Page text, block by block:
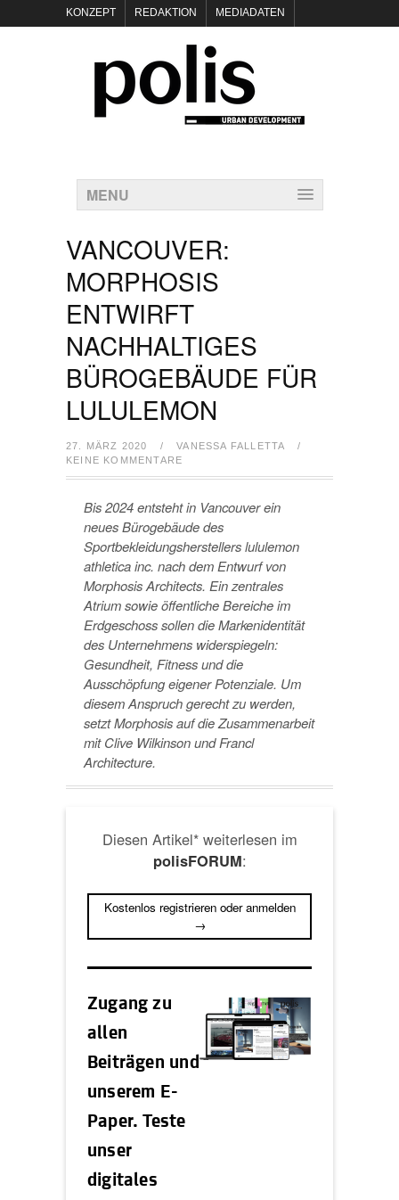
KONZEPT REDAKTION MEDIADATEN
POLIS KEYNOTES
KONTAKT DATENSCHUTZ IMPRESSUM
MENU
VANCOUVER:
MORPHOSIS
ENTWIRFT
NACHHALTIGES
BÜROGEBÄUDE FÜR
LULULEMON
27. MÄRZ 2020 / VANESSA FALLETTA
/
KEINE KOMMENTARE
Bis 2024 entsteht in Vancouver ein
neues Bürogebäude des
Sportbekleidungsherstellers lululemon
athletica inc. nach dem Entwurf von
Morphosis Architects. Ein zentrales
Atrium sowie öffentliche Bereiche im
Erdgeschoss sollen die Markenidentität
des Unternehmens widerspiegeln:
Gesundheit, Fitness und die
Ausschöpfung eigener Potenziale. Um
diesem Anspruch gerecht zu werden,
setzt Morphosis auf die Zusammenarbeit
mit Clive Wilkinson und Francl
Architecture.
Diesen Artikel* weiterlesen im
polisFORUM:
Kostenlos registrieren oder anmelden
→
Zugang zu
allen
Beiträgen und
unserem E-
Paper. Teste
unser
digitales